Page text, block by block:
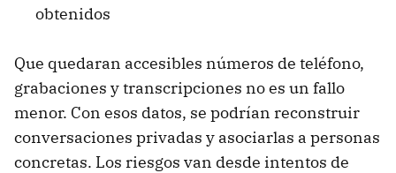
obtenidos
Que quedaran accesibles números de teléfono,
grabaciones y transcripciones no es un fallo
menor. Con esos datos, se podrían reconstruir
conversaciones privadas y asociarlas a personas
concretas. Los riesgos van desde intentos de